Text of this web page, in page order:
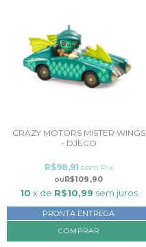
CRAZY MOTORS MISTER WINGS
- DJECO
R$109,90
R$98,91 com Pix
10 x de R$10,99 sem juros
PRONTA ENTREGA